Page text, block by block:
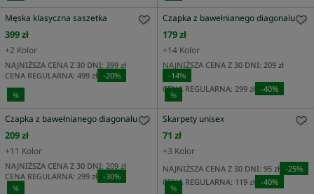
Męska klasyczna saszetka
399 zł
+2 Kolor
NAJNIŻSZA CENA Z 30 DNI: 399 zł
CENA REGULARNA: 499 zł -20%
Czapka z bawełnianego diagonalu
179 zł
+14 Kolor
NAJNIŻSZA CENA Z 30 DNI: 209 zł
-14%
CENA REGULARNA: 299 zł -40%
%
Czapka z bawełnianego diagonalu
209 zł
+11 Kolor
NAJNIŻSZA CENA Z 30 DNI: 209 zł
CENA REGULARNA: 299 zł -30%
%
Skarpety unisex
71 zł
+3 Kolor
NAJNIŻSZA CENA Z 30 DNI: 95 zł -25%
CENA REGULARNA: 119 zł -40%
% %